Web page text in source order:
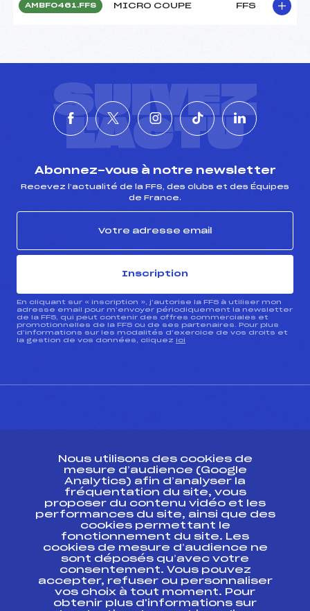
AMBF0461.FFS MICRO COUPE FFS
SUIVEZ
L'ACTU
Abonnez-vous à notre newsletter
Recevez l’actualité de la FFS, des clubs et des Équipes
de France.
Inscription
En cliquant sur « inscription », j’autorise la FFS à utiliser mon
adresse email pour m’envoyer périodiquement la newsletter
de la FFS, qui peut contenir des offres commerciales et
promotionnelles de la FFS ou de ses partenaires. Pour plus
d’informations sur les modalités d’exercice de vos droits et
la gestion de vos données, cliquez ici
ESPACE PRESSE
Ressources
Pass’Neige
Projet sportif fédéral
Projet de performance fédéral
Antidopage
Pôle Développement, Formation, Suivi
Scientifique
Listes ministérielles
Nous utilisons des cookies de
mesure d’audience (Google
Analytics) afin d’analyser la
fréquentation du site, vous
proposer du contenu vidéo et les
performances du site, ainsi que des
cookies permettant le
fonctionnement du site. Les
cookies de mesure d’audience ne
sont déposés qu’avec votre
consentement. Vous pouvez
accepter, refuser ou personnaliser
vos choix à tout moment. Pour
obtenir plus d'informations sur